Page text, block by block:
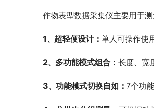
作物表型数据采集仪主要用于
1、超轻便设计： 单人可操作使用
2、多功能模式组合： 长度、宽
3、功能模式切换自如： 7个功